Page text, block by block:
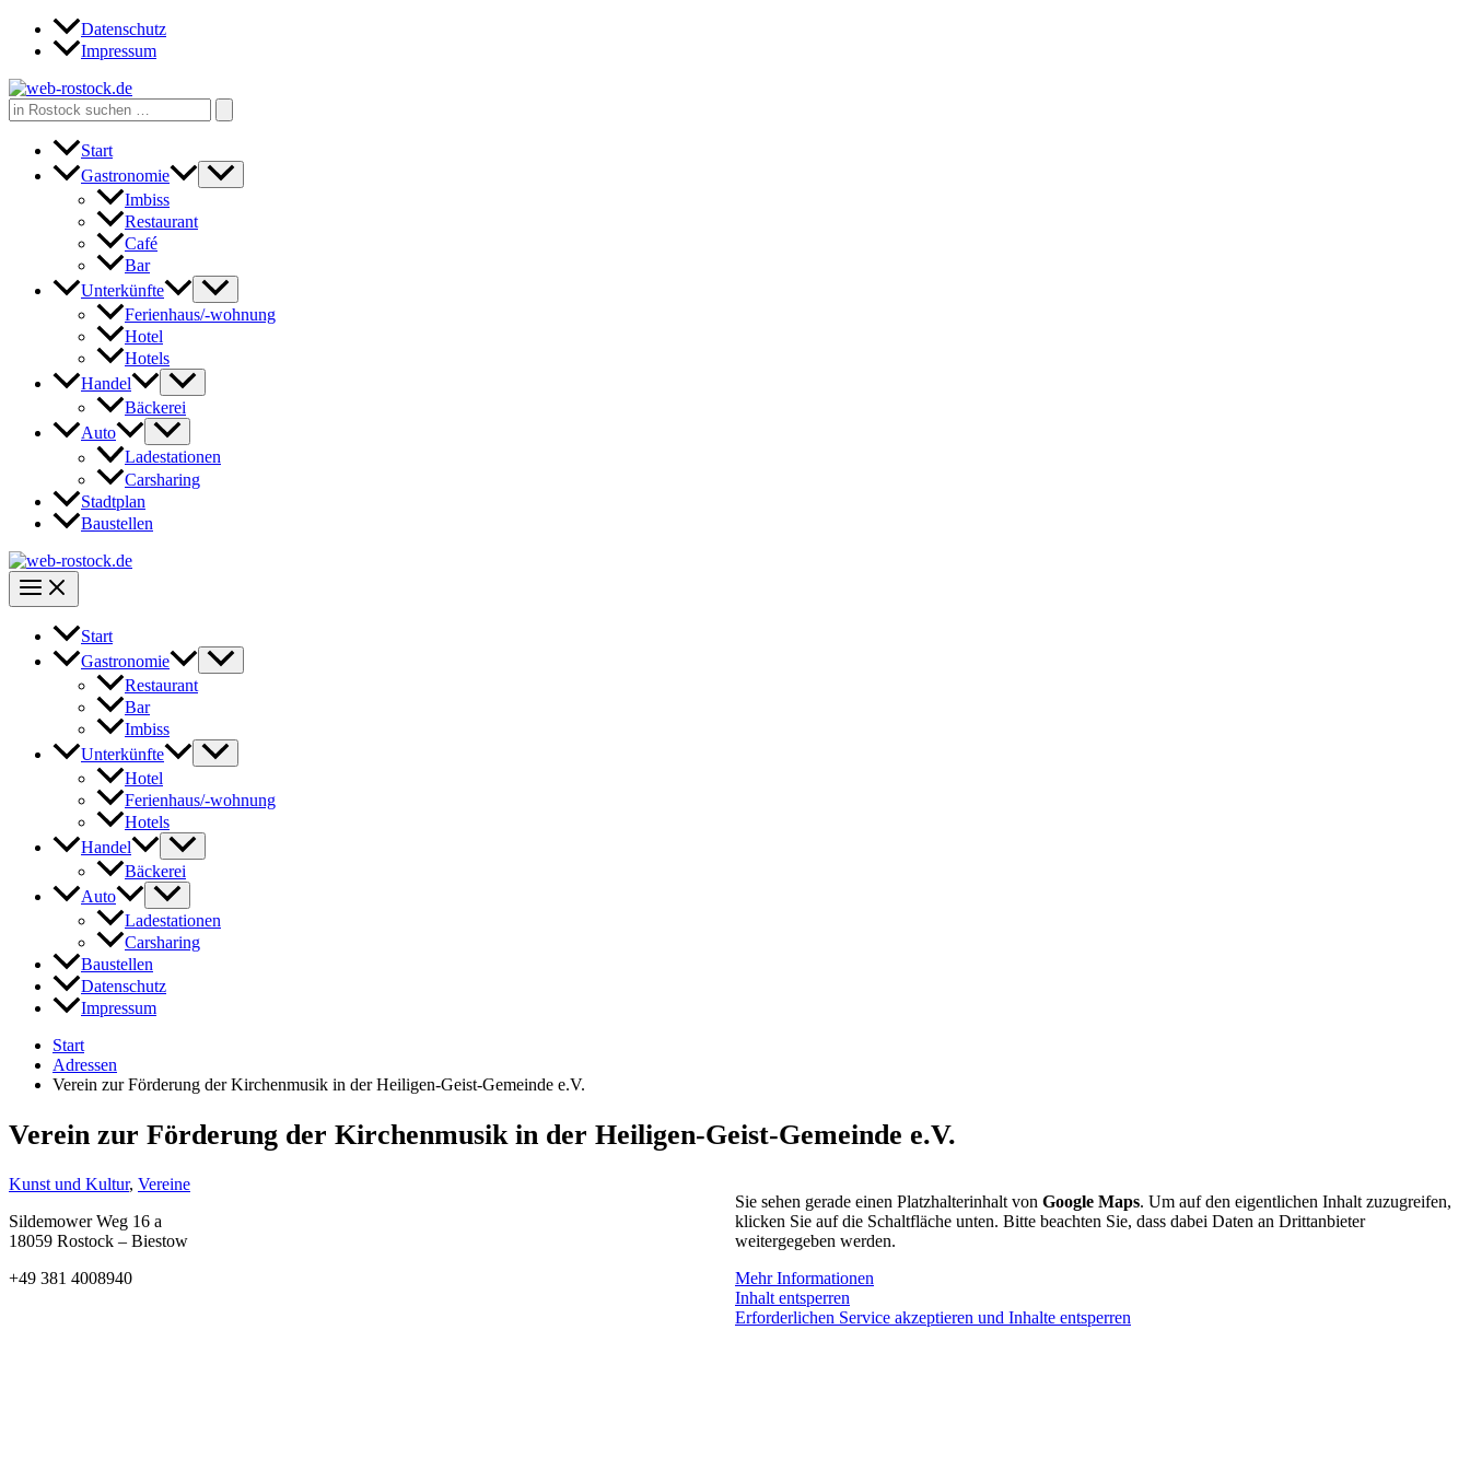
Zum
Inhalt
Datenschutz
Impressum
Search
for:
Start
Gastronomie
Imbiss
Restaurant
Café
Bar
Unterkünfte
Ferienhaus/-wohnung
Hotel
Hotels
Handel
Bäckerei
Auto
Ladestationen
Carsharing
Stadtplan
Baustellen
Start
Gastronomie
Restaurant
Bar
Imbiss
Unterkünfte
Hotel
Ferienhaus/-wohnung
Hotels
Handel
Bäckerei
Auto
Ladestationen
Carsharing
Baustellen
Datenschutz
Impressum
Start
Adressen
Verein zur Förderung der Kirchenmusik in der Heiligen-Geist-Gemeinde e.V.
Verein zur Förderung der Kirchenmusik in der Heiligen-Geist-Gemeinde e.V.
Kunst und Kultur, Vereine
Sildemower Weg 16 a
18059 Rostock – Biestow
+49 381 4008940
Sie sehen gerade einen Platzhalterinhalt von Google Maps. Um auf den eigentlichen Inhalt zuzugreifen,
klicken Sie auf die Schaltfläche unten. Bitte beachten Sie, dass dabei Daten an Drittanbieter
weitergegeben werden.
Mehr Informationen
Inhalt entsperren
Erforderlichen Service akzeptieren und Inhalte entsperren